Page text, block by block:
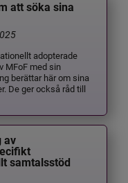
att söka sina
adopterade
MFoF med sin
berättar här om sina
De ger också råd till
av
samtalsstöd